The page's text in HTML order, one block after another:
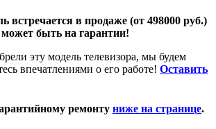
встречается в продаже (от 498000 руб.)
быть на гарантии!
эту модель телевизора, мы будем
впечатлениями о его работе! Оставить
ремонту ниже на странице.